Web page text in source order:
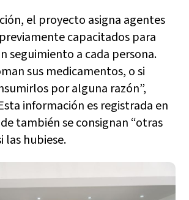
el proyecto asigna agentes
capacitados para
seguimiento a cada persona.
sus medicamentos, o si
por alguna razón”,
información es registrada en
también se consignan “otras
las hubiese.